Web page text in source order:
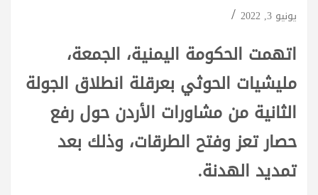
يونيو 3, 2022
اتهمت الحكومة اليمنية، الجمعة،
مليشيات الحوثي بعرقلة انطلاق الجولة
الثانية من مشاورات الأردن حول رفع
حصار تعز وفتح الطرقات، وذلك بعد
تمديد الهدنة.